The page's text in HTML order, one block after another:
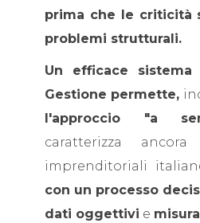
prima che le criticità
problemi strutturali.
Un efficace
Gestione permette,
l'approccio "a
caratterizza
imprenditoriali
con un processo
dati oggettivi e